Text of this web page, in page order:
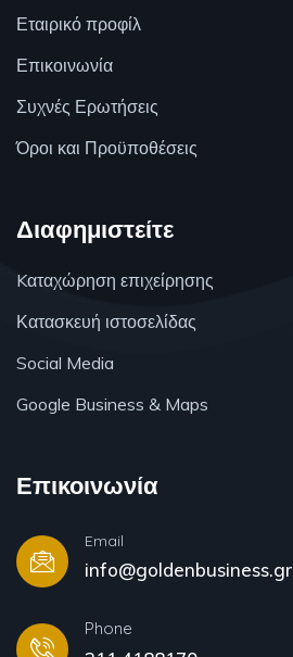
Εταιρικό προφίλ
Επικοινωνία
Συχνές Ερωτήσεις
Όροι και Προϋποθέσεις
Διαφημιστείτε
Kαταχώρηση επιχείρησης
Κατασκευή ιστοσελίδας
Social Media
Google Business & Maps
Επικοινωνία
Email
info@goldenbusiness.gr
Phone